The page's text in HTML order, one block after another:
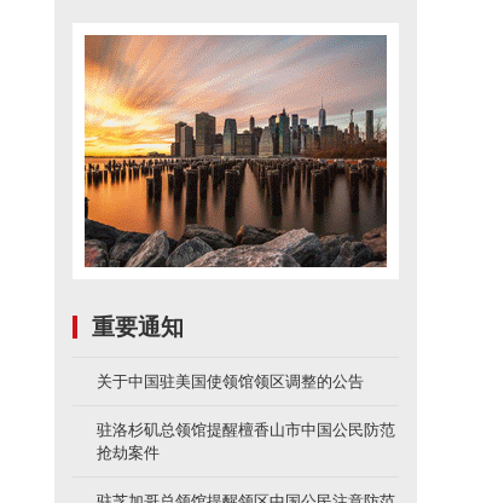
重要通知
关于中国驻美国使领馆领区调整的公告
驻洛杉矶总领馆提醒檀香山市中国公民防范
抢劫案件